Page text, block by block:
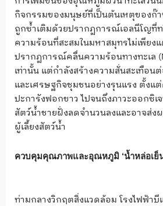
กิจกรรมของมนุษย์ที่เป็นต้นเหตุของก๊า
ถูกซ้ำเติมด้วยปรากฏการณ์เอลนีโญที่
ความร้อนที่สะสมในมหาสมุทรไม่เพียง
ปรากฏการณ์คลื่นความร้อนทางทะเล
เท่านั้น แต่กำลังสร้างความสั่นสะเทือน
และเศรษฐกิจชุมชนอย่างรุนแรง ตั้งแ
ปะการังฟอกขาว ไปจนถึงภาวะออกซิเ
สัตว์น้ำชายฝั่งลดจำนวนลงและอาจส่
ผู้เลี้ยงสัตว์น้ำ
ควบคุมคุณภาพและอุณหภูมิ ‘น้ำหล่อเย็
ท่ามกลางวิกฤตสิ่งแวดล้อม โรงไฟฟ้าบี